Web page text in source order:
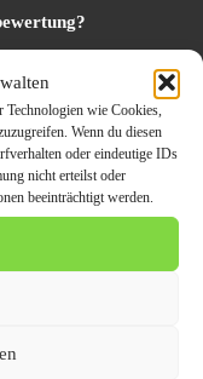
Technologien wie Cookies,
Wenn du diesen
oder eindeutige IDs
nicht erteilst oder
beeinträchtigt werden.
Verkehrswert?
aus?
Orientierung